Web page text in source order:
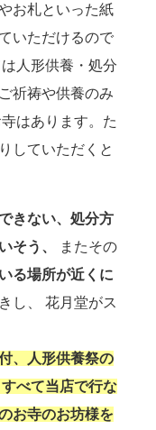
お札といった紙
いただけるので
人形供養・処分
祈祷や供養のみ
はあります。た
していただくと
きない、処分方
そう、
またその
る場所が近くに
し、 花月堂がス
、人形供養祭の
べて当店で行な
お寺のお坊様を